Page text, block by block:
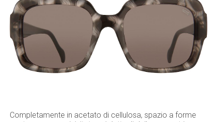
Completamente in acetato di cellulosa, spazio a forme